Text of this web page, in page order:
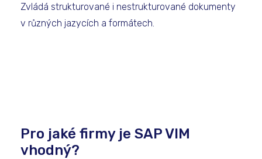
Zvládá strukturované i nestrukturované dokumenty
v různých jazycích a formátech.
Pro jaké firmy je SAP VIM
vhodný?